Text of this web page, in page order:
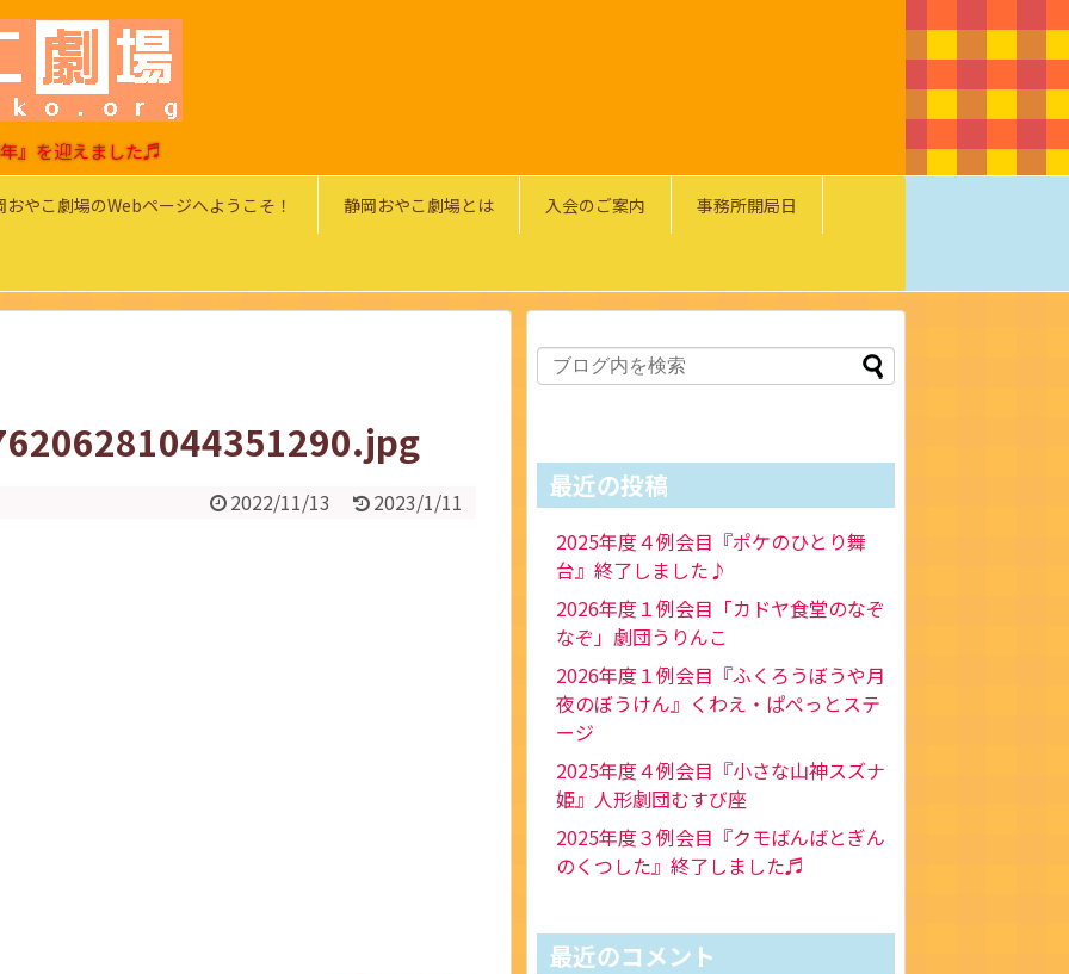
』を迎えました♬
おやこ劇場のWebページへようこそ！ 静岡おやこ劇場とは 入会のご案内 事務所開局日
2022/11/13 2023/1/11 最近の投稿
2025年度４例会目『ポケのひとり舞
台』終了しました♪
2026年度１例会目「カドヤ食堂のなぞ
なぞ」劇団うりんこ
2026年度１例会目『ふくろうぼうや月
夜のぼうけん』くわえ・ぱぺっとステ
ージ
2025年度４例会目『小さな山神スズナ
姫』人形劇団むすび座
2025年度３例会目『クモばんばとぎん
のくつした』終了しました♬
最近のコメント